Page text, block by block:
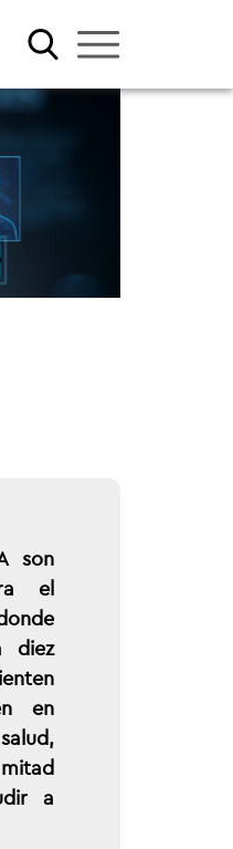
son
el
diez
en
a